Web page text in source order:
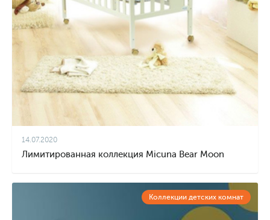
14.07.2020
Лимитированная коллекция Micuna Bear Moon
Коллекции детских комнат